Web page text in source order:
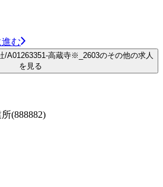
む
/A01263351-高蔵寺※_2603のその他の求人
を見る
(888882)